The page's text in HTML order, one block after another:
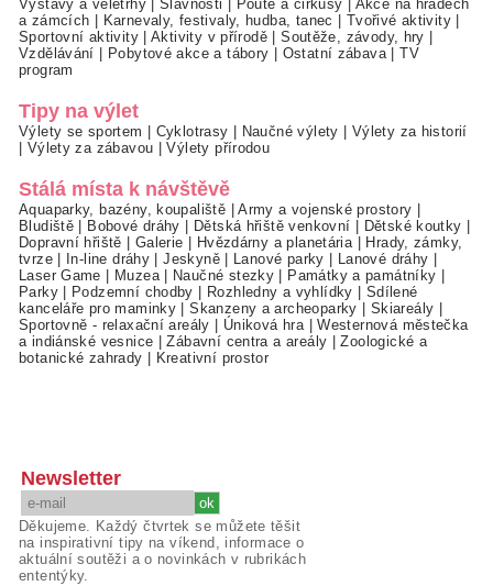
Výstavy a veletrhy|Slavnosti Poutě a cirkusy
Akce na hradech
a zámcích
Karnevaly, festivaly, hudba, tanec Tvořivé aktivity
Sportovní aktivity|Aktivity v přírodě |Soutěže, závody, hry
Vzdělávání
Pobytové akce a tábory Ostatní zábava|TV
program
Tipy na výlet
Výlety se sportem Cyklotrasy Naučné výlety
Výlety za historií
Výlety za zábavou |Výlety přírodou
Stálá místa k návštěvě
Aquaparky, bazény, koupaliště |Army a vojenské prostory
Bludiště
Bobové dráhy Dětská hřiště venkovní Dětské koutky
Dopravní hřiště
Galerie Hvězdárny a planetária|
Hrady, zámky,
tvrze| In-line dráhy |Jeskyně| Lanové parky Lanové dráhy
Laser Game
Muzea| Naučné stezky Památky a památníky
Parky| Podzemní chodby Rozhledny a vyhlídky
Sdílené
kanceláře pro maminky |Skanzeny a archeoparky Skiareály
Sportovně - relaxační areály
Úniková hra|Westernová městečka
a indiánské vesnice |Zábavní centra a areály |Zoologické a
botanické zahrady
Kreativní prostor
Newsletter
Děkujeme. Každý čtvrtek se můžete těšit
na inspirativní tipy na víkend, informace o
aktuální soutěži a o novinkách v rubrikách
ententýky.